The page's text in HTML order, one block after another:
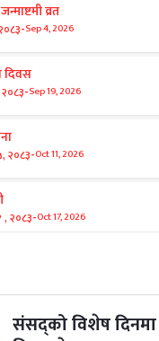
व्रत
-Sep 4, 2026
दिवस
-Sep 19, 2026
२०८३-Oct 11, 2026
२०८३-Oct 17, 2026
संसद्को विशेष